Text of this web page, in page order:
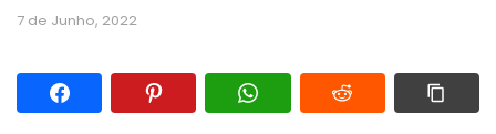
7 de Junho, 2022